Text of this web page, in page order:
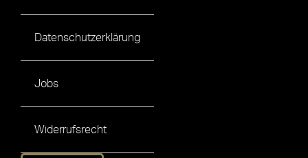
Datenschutzerklärung
Jobs
Widerrufsrecht